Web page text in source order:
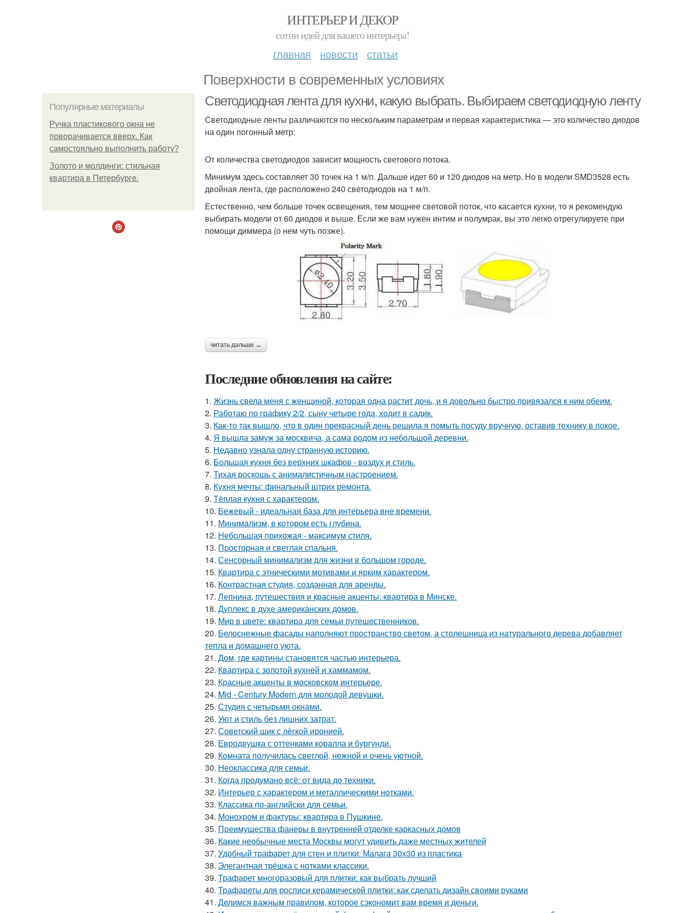
ИНТЕРЬЕР И ДЕКОР
сотни идей для вашего интерьера!
главная новости статьи
Поверхности в современных условиях
Популярные материалы
Ручка пластикового окна не
поворачивается вверх. Как
самостояльно выполнить работу?
Золото и молдинги: стильная
квартира в Петербурге.
Светодиодная лента для кухни, какую выбрать. Выбираем светодиодную ленту
Светодиодные ленты различаются по нескольким параметрам и первая характеристика — это количество диодов
на один погонный метр:
От количества светодиодов зависит мощность светового потока.
Минимум здесь составляет 30 точек на 1 м/п. Дальше идет 60 и 120 диодов на метр. Но в модели SMD3528 есть
двойная лента, где расположено 240 светодиодов на 1 м/п.
Естественно, чем больше точек освещения, тем мощнее световой поток, что касается кухни, то я рекомендую
выбирать модели от 60 диодов и выше. Если же вам нужен интим и полумрак, вы это легко отрегулируете при
помощи диммера (о нем чуть позже).
читать дальше →
Последние обновления на сайте:
1. Жизнь свела меня с женщиной, которая одна растит дочь, и я довольно быстро привязался к ним обеим.
2. Работаю по графику 2/2, сыну четыре года, ходит в садик.
3. Как-то так вышло, что в один прекрасный день решила я помыть посуду вручную, оставив технику в покое.
4. Я вышла замуж за москвича, а сама родом из небольшой деревни.
5. Недавно узнала одну странную историю.
6. Большая кухня без верхних шкафов - воздух и стиль.
7. Тихая роскошь с анималистичным настроением.
8. Кухня мечты: финальный штрих ремонта.
9. Тёплая кухня с характером.
10. Бежевый - идеальная база для интерьера вне времени.
11. Минимализм, в котором есть глубина.
12. Небольшая прихожая - максимум стиля.
13. Просторная и светлая спальня.
14. Сенсорный минимализм для жизни в большом городе.
15. Квартира с этническими мотивами и ярким характером.
16. Контрастная студия, созданная для аренды.
17. Лепнина, путешествия и красные акценты: квартира в Минске.
18. Дуплекс в духе американских домов.
19. Мир в цвете: квартира для семьи путешественников.
20. Белоснежные фасады наполняют пространство светом, а столешница из натурального дерева добавляет
тепла и домашнего уюта.
21. Дом, где картины становятся частью интерьера.
22. Квартира с золотой кухней и хаммамом.
23. Красные акценты в московском интерьере.
24. Mid - Century Modern для молодой девушки.
25. Студия с четырьмя окнами.
26. Уют и стиль без лишних затрат.
27. Советский шик с лёгкой иронией.
28. Евродвушка с оттенками коралла и бургунди.
29. Комната получилась светлой, нежной и очень уютной.
30. Неоклассика для семьи.
31. Когда продумано всё: от вида до техники.
32. Интерьер с характером и металлическими нотками.
33. Классика по-английски для семьи.
34. Монохром и фактуры: квартира в Пушкине.
35. Преимущества фанеры в внутренней отделке каркасных домов
36. Какие необычные места Москвы могут удивить даже местных жителей
37. Удобный трафарет для стен и плитки: Малага 30х30 из пластика
38. Элегантная трёшка с нотками классики.
39. Трафарет многоразовый для плитки: как выбрать лучший
40. Трафареты для росписи керамической плитки: как сделать дизайн своими руками
41. Делимся важным правилом, которое сэкономит вам время и деньги.